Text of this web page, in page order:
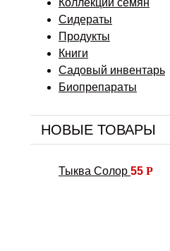
Коллекции семян
Сидераты
Продукты
Книги
Садовый инвентарь
Биопрепараты
НОВЫЕ ТОВАРЫ
Тыква Солор 55 Р